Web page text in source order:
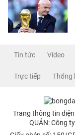
Tin tức Video
Trực tiếp Thống
Trang thông tin
QUẢN: Công